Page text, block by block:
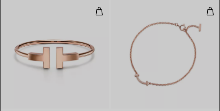
Breiter Wire Armreif in Roségold